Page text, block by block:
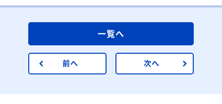
前へ
一覧へ
次へ